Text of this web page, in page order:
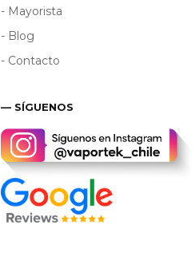
- Mayorista
- Blog
- Contacto
— SÍGUENOS